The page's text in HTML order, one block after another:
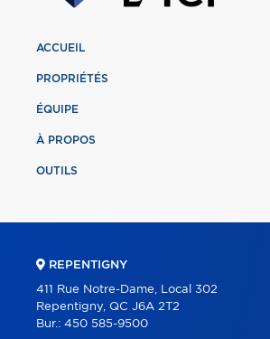
ACCUEIL
PROPRIÉTÉS
ÉQUIPE
À PROPOS
OUTILS
REPENTIGNY
411 Rue Notre-Dame, Local 302
Repentigny, QC J6A 2T2
Bur.: 450 585-9500